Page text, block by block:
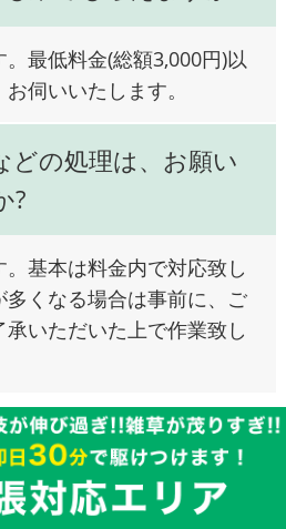
。最低料金(総額3,000円)以
お伺いいたします。
どの処理は、お願い
?
。基本は料金内で対応致し
多くなる場合は事前に、ご
いただいた上で作業致し